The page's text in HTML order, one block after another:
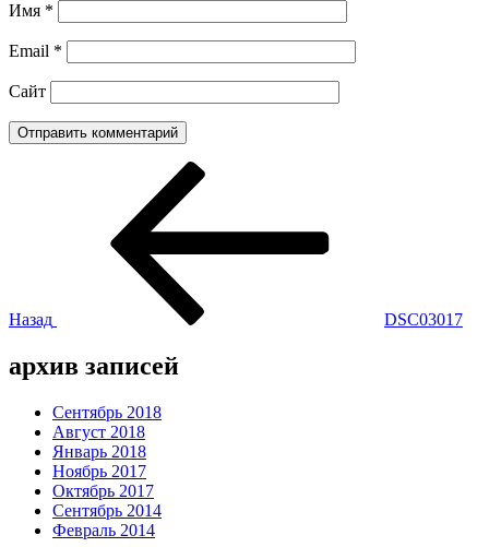
Имя *
Email *
Сайт
Назад DSC03017
архив записей
Сентябрь 2018
Август 2018
Январь 2018
Ноябрь 2017
Октябрь 2017
Сентябрь 2014
Февраль 2014